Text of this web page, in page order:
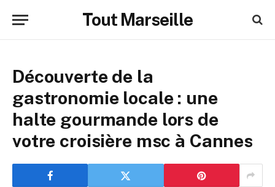
Tout Marseille
Découverte de la
gastronomie locale : une
halte gourmande lors de
votre croisière msc à Cannes